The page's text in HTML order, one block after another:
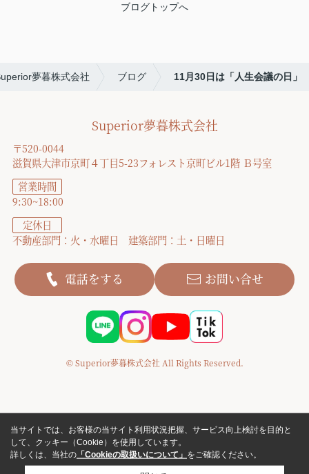
ブログトップへ
夢暮株式会社 ブログ 11月30日は「人生会議の日」
Superior夢暮株式会社
〒520-0044
滋賀県大津市京町４丁目5-23フォレスト京町ビル1階 Ｂ号室
営業時間
9:30~18:00
定休日
不動産部門：火・水曜日 建築部門：土・日曜日
電話をする お問い合せ
© Superior夢暮株式会社 All Rights Reserved.
当サイトでは、お客様の当サイト利用状況把握、サービス向上検討を目的と
して、クッキー（Cookie）を使用しています。
詳しくは、当社の 「Cookieの取扱いについて」 をご確認ください。